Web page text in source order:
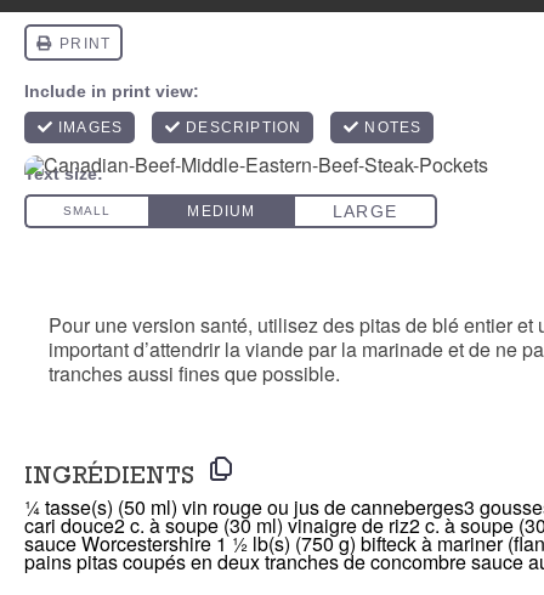
Pitas avec bifteck du
Pour une version santé, utilisez des pitas de blé entier et
important d’attendrir la viande par la marinade et de ne
tranches aussi fines que possible.
INGRÉDIENTS
¼ tasse(s) (50 ml) vin rouge ou jus de canneberges3
cari douce2 c. à soupe (30 ml) vinaigre de riz2 c. à soupe
sauce Worcestershire 1 ½ lb(s) (750 g) bifteck à mariner
pains pitas coupés en deuxtranches de concombresauce